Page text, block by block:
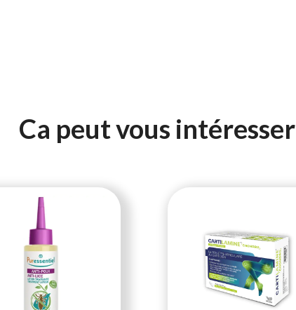
Ca peut vous intéresser